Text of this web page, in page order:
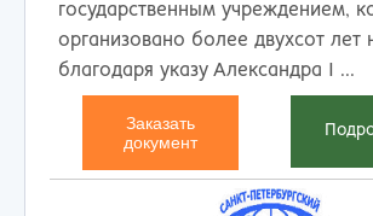
государственным учреждением,
организовано более двухсот лет
благодаря указу Александра I ...
Заказать
документ